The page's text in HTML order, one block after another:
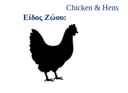
Είδος Ζώου:
Chicken & Hens